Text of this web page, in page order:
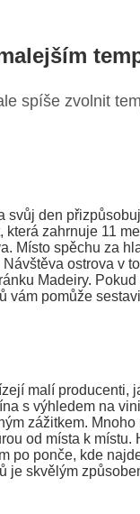
spíše zvolnit
svůj den
zahrnuje 11
Místo spěchu za
ostrova v
Madeiry.
vám pomůže
malí producenti,
s výhledem na
zážitkem. Mnoho
od místa k místu.
po ponče, kde
je skvělým